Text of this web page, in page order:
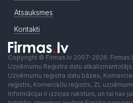
Atsauksmes
Kontakti
Copyright © Firmas.lv 2007-2026.
Uzņēmumu Reģistra datu
Uzņēmumu reģistra datu bāzes,
reģistrs, Komercķīlu reģistrs, ZL
Informācijai ir izziņas raksturs, un tai nav